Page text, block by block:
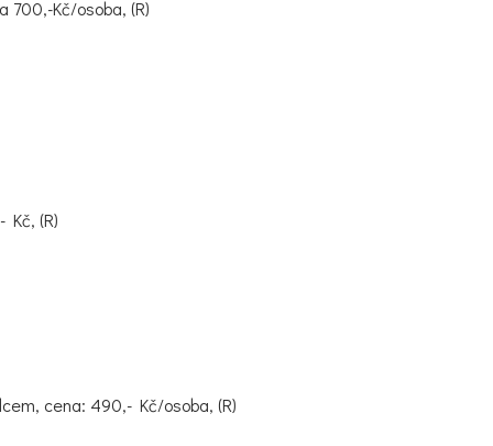
Kč/osoba, (R)
(R)
cena: 490,- Kč/osoba, (R)